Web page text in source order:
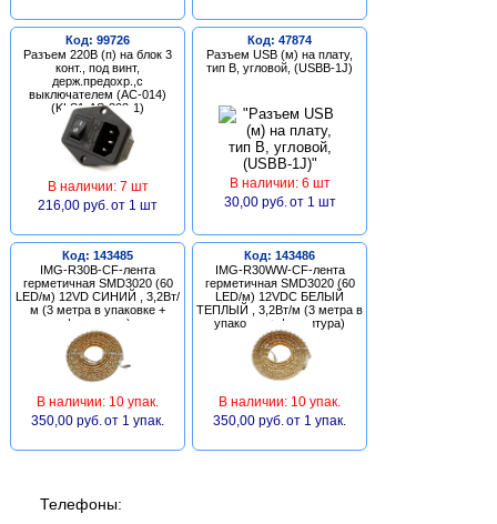
Код: 99726
Разъем 220В (п) на блок 3
конт., под винт,
держ.предохр.,с
выключателем (AC-014)
(KLS1-AS-303-1)
В наличии: 7 шт
216,00 руб. от 1 шт
Код: 47874
Разъем USB (м) на плату,
тип В, угловой, (USBB-1J)
В наличии: 6 шт
30,00 руб. от 1 шт
Код: 143485
IMG-R30B-CF-лента
герметичная SMD3020 (60
LED/м) 12VD СИНИЙ , 3,2Вт/
м (3 метра в упаковке +
фурнитура)
В наличии: 10 упак.
350,00 руб. от 1 упак.
Код: 143486
IMG-R30WW-CF-лента
герметичная SMD3020 (60
LED/м) 12VDC БЕЛЫЙ
ТЕПЛЫЙ , 3,2Вт/м (3 метра в
упаковке + фурнитура)
В наличии: 10 упак.
350,00 руб. от 1 упак.
Телефоны: